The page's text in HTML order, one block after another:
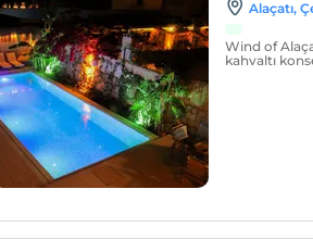
Alaçatı,
Wind of
kahvaltı